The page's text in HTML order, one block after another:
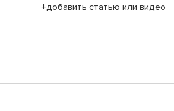
+добавить статью или видео